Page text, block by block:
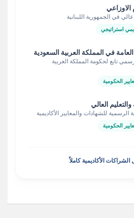
الاوزاعي
في الجمهورية اللبنانية
استراتيجي
العامة في المملكة العربية السعودية
تابع لحكومة المملكة العربية
الحكومية
والتعليم العالي
الرسمية للشهادات والمعايير الأكاديمية
الحكومية
الأكاديمية كاملاً